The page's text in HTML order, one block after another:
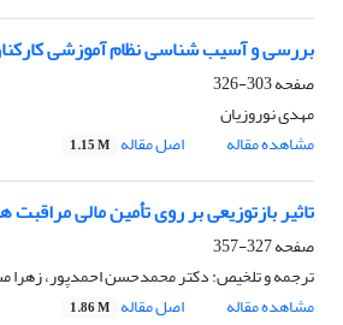
بررسی و آسیب شناسی نظام آموزشی
صفحه303-326
مهدی نوروزیان
مشاهده مقاله
اصل مقاله 1.15 M
تاثیر بازتوزیعی بر روی تأمین مالی
صفحه327-357
ترجمه و تلخیص: دکتر محمدحسن احمدپور، زهرا
مشاهده مقاله
اصل مقاله 1.86 M